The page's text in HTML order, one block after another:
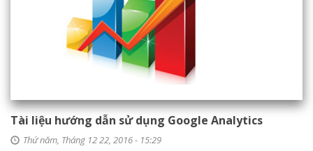
Tài liệu hướng dẫn sử dụng Google Analytics
Thứ năm, Tháng 12 22, 2016 - 15:29